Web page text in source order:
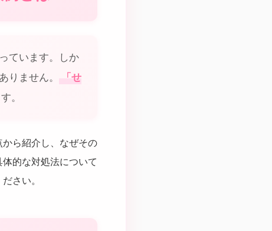
ています。しか
りません。
「せ
。
ら紹介し、なぜその
的な対処法について
さい。